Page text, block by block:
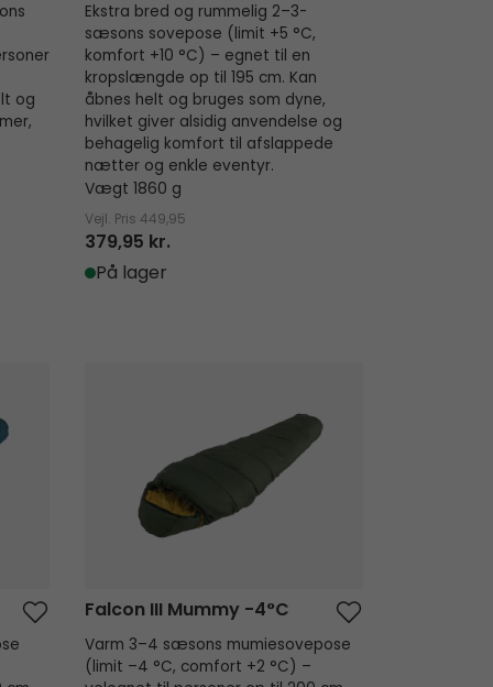
og
Ekstra bred og rummelig 2–3-
sæsons sovepose (limit +5 °C,
komfort +10 °C) – egnet til en
kropslængde op til 195 cm. Kan
åbnes helt og bruges som dyne,
hvilket giver alsidig anvendelse og
behagelig komfort til afslappede
nætter og enkle eventyr.
Vægt 1860 g
Vejl. Pris 449,95
379,95 kr.
På lager
Falcon III Mummy -4°C
Varm 3–4 sæsons mumiesovepose
(limit –4 °C, comfort +2 °C) –